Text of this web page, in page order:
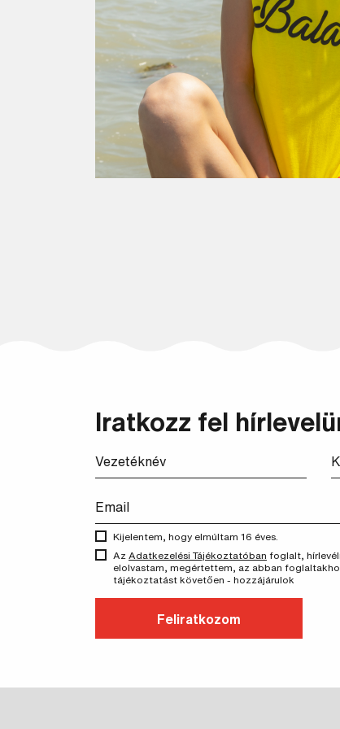
Iratkozz fel
Kijelentem, hogy elmúltam 16 éves.
Az Adatkezelési Tájékoztatóban foglalt,
elolvastam, megértettem, az abban
tájékoztatást követően - hozzájárulok
Feliratkozom